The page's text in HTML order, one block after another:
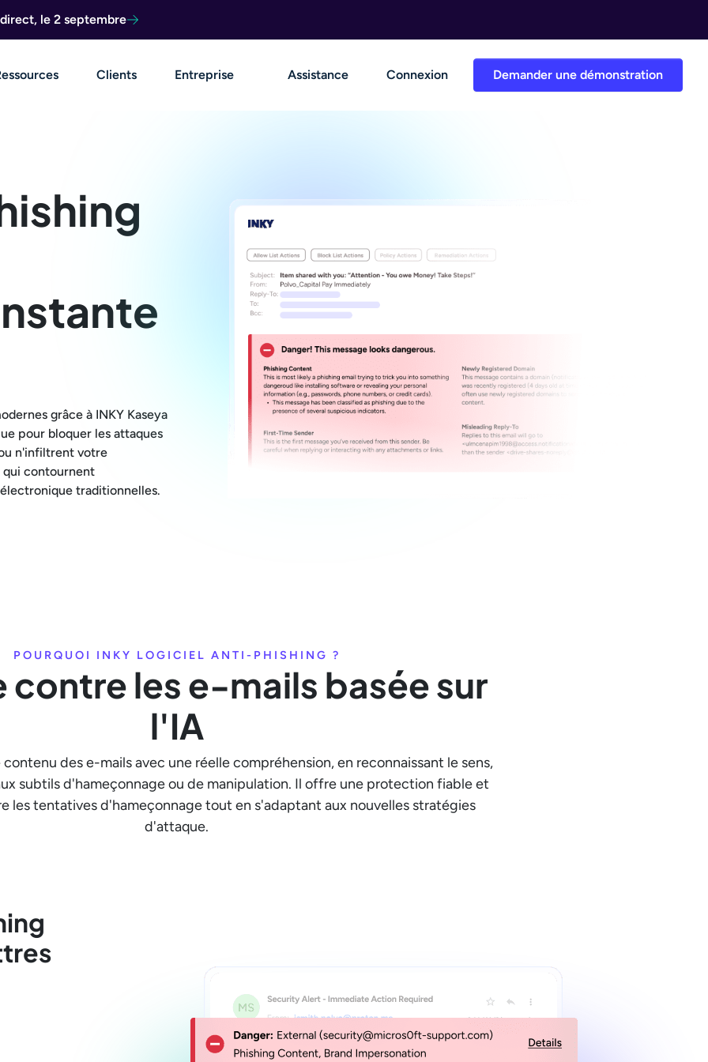
le 2 septembre
Demander une démonstration
Clients Entreprise Assistance Connexion
grâce à INKY Kaseya
pour bloquer les attaques
n'infiltrent votre
qui contournent
traditionnelles.
POURQUOI INKY LOGICIEL ANTI-PHISHING ?
contre les e-mails basée sur
l'IA
contenu des e-mails avec une réelle compréhension, en reconnaissant le sens,
subtils d'hameçonnage ou de manipulation. Il offre une protection fiable et
les tentatives d'hameçonnage tout en s'adaptant aux nouvelles stratégies
d'attaque.